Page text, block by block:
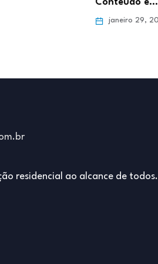
e…
residencial ao alcance de todos.